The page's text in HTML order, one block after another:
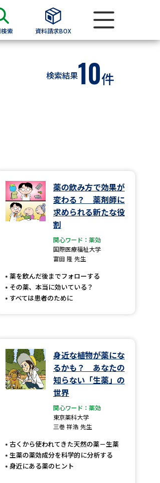
索 資料請求BOX
塾・予備校
卒業程度認定試験
特集
検索結果10件
薬の飲み方で効果が
変わる？ 薬剤師に
求められる新たな役
割
関心ワード：薬効
国際医療福祉大学
富田 隆 先生
薬を飲んだ後までフォローする
その薬、本当に効いている？
すべては患者のために
身近な植物が薬にな
るかも？ あなたの
知らない「生薬」の
世界
関心ワード：薬効
東京薬科大学
三巻 祥浩 先生
古くから使われてきた天然の薬－生薬
生薬の薬効成分を科学的に分析する
身近にある薬のヒント